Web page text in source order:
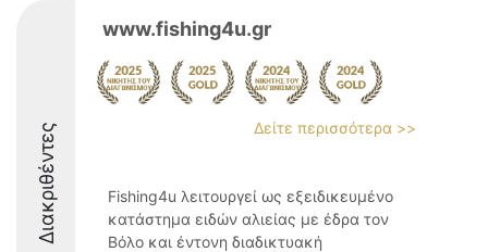
Διακριθέντες
www.fishing4u.gr
Δείτε περισσότερα >>
Fishing4u λειτουργεί ως εξειδικευμένο
κατάστημα ειδών αλιείας με έδρα τον
Βόλο και έντονη διαδικτυακή